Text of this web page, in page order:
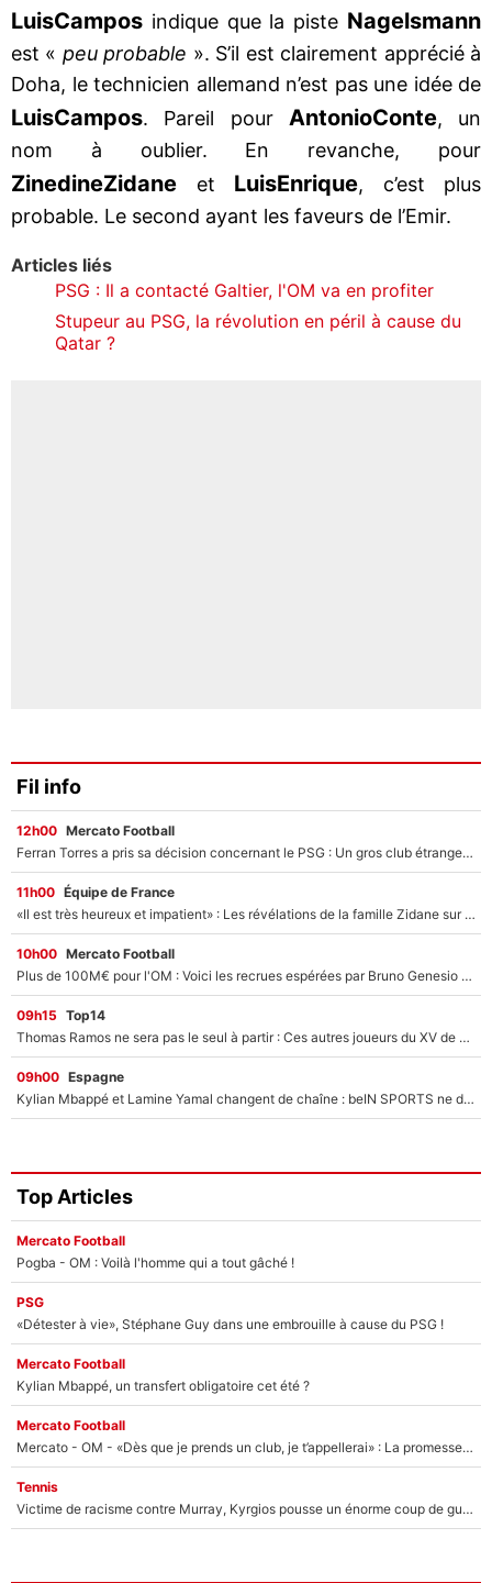
LuisCampos indique que la piste Nagelsmann
est « peu probable ». S’il est clairement apprécié à
Doha, le technicien allemand n’est pas une idée de
LuisCampos. Pareil pour AntonioConte, un
nom à oublier. En revanche, pour
ZinedineZidane et LuisEnrique, c’est plus
probable. Le second ayant les faveurs de l’Emir.
Articles liés
PSG : Il a contacté Galtier, l'OM va en profiter
Stupeur au PSG, la révolution en péril à cause du
Qatar ?
Fil info
12h00 Mercato Football
Ferran Torres a pris sa décision concernant le PSG : Un gros club étranger prêt à relancer le feuilleton pour la signature du champion du monde 2026 !
11h00 Équipe de France
«Il est très heureux et impatient» : Les révélations de la famille Zidane sur sa prise de pouvoir en équipe de France !
10h00 Mercato Football
Plus de 100M€ pour l'OM : Voici les recrues espérées par Bruno Genesio et Grégory Lorenzi après l’opération dégraissage
09h15 Top14
Thomas Ramos ne sera pas le seul à partir : Ces autres joueurs du XV de France pourraient aussi quitter le Stade Toulousain, un club de Top 14 est déjà sur les rangs
09h00 Espagne
Kylian Mbappé et Lamine Yamal changent de chaîne : beIN SPORTS ne digère pas cette décision historique et prédit un fiasco pour la Liga
Top Articles
Mercato Football
Pogba - OM : Voilà l'homme qui a tout gâché !
PSG
«Détester à vie», Stéphane Guy dans une embrouille à cause du PSG !
Mercato Football
Kylian Mbappé, un transfert obligatoire cet été ?
Mercato Football
Mercato - OM - «Dès que je prends un club, je t’appellerai» : La promesse de Marcelino au moment de claquer la porte
Tennis
Victime de racisme contre Murray, Kyrgios pousse un énorme coup de gueule !